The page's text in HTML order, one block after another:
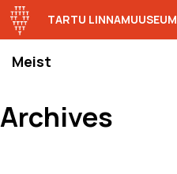
Meist
TARTU LINNAMUUSEUM
Archives